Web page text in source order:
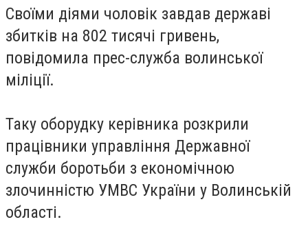
Своїми діями чоловік завдав державі
збитків на 802 тисячі гривень,
повідомила прес-служба волинської
міліції.
Таку оборудку керівника розкрили
працівники управління Державної
служби боротьби з економічною
злочинністю УМВС України у Волинській
області.